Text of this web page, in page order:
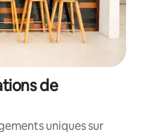
de
uniques sur